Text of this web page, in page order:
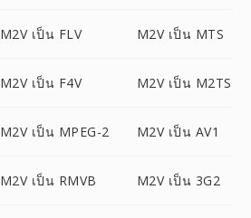
M2V เป็น FLV M2V เป็น MTS
M2V เป็น F4V M2V เป็น M2TS
M2V เป็น MPEG-2 M2V เป็น AV1
M2V เป็น RMVB M2V เป็น 3G2